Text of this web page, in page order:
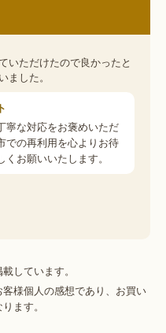
いただけたので良かったと
した。
寧な対応をお褒めいただ
での再利用を心よりお待
お願いいたします。
しています。
様個人の感想であり、お買い
ます。